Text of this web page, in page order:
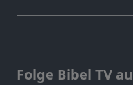
Folge Bibel TV